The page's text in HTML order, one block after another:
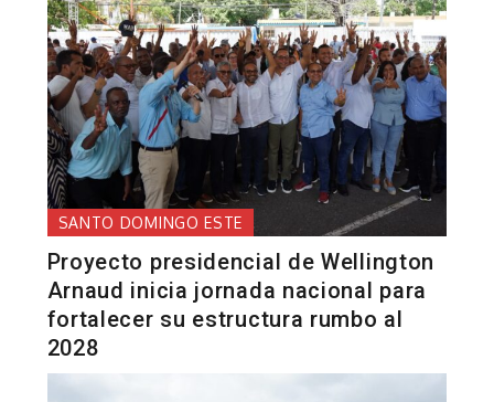
SANTO DOMINGO ESTE
Proyecto presidencial de Wellington
Arnaud inicia jornada nacional para
fortalecer su estructura rumbo al
2028